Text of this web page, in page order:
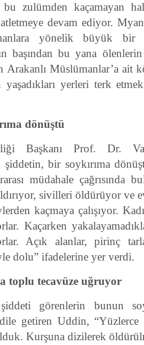
zulümden kaçamayan
devam ediyor.
yönelik büyük bir
başından bu yana ölenlerin
Arakanlı Müslümanlar’a ait
yerleri terk etmek
dönüştü
Başkanı Prof. Dr.
şiddetin, bir soykırıma
müdahale çağrısında
sivilleri öldürüyor ve
kaçmaya çalışıyor.
Kaçarken
Açık alanlar, pirinç
dolu” ifadelerine yer verdi.
toplu tecavüze uğruyor
görenlerin bunun
dile getiren Uddin,
Kurşuna dizilerek